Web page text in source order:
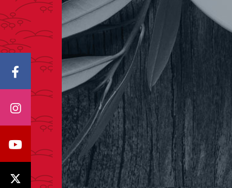
Icono Facebook
Icono Instagram
Icono Youtube
Icono X